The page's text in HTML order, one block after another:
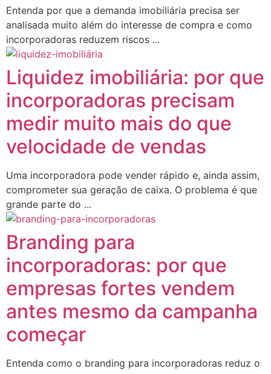
Entenda por que a demanda imobiliária precisa ser
analisada muito além do interesse de compra e como
incorporadoras reduzem riscos ...
Liquidez imobiliária: por que
incorporadoras precisam
medir muito mais do que
velocidade de vendas
Uma incorporadora pode vender rápido e, ainda assim,
comprometer sua geração de caixa. O problema é que
grande parte do ...
Branding para
incorporadoras: por que
empresas fortes vendem
antes mesmo da campanha
começar
Entenda como o branding para incorporadoras reduz o